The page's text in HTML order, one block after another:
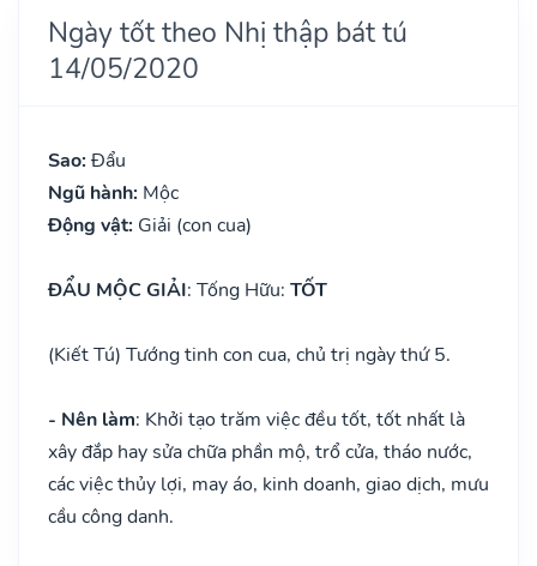
Ngày tốt theo Nhị thập bát tú
14/05/2020
Sao: Đẩu
Ngũ hành: Mộc
Động vật: Giải (con cua)
ĐẨU MỘC GIẢI: Tống Hữu: TỐT
(Kiết Tú) Tướng tinh con cua, chủ trị ngày thứ 5.
- Nên làm: Khởi tạo trăm việc đều tốt, tốt nhất là
xây đắp hay sửa chữa phần mộ, trổ cửa, tháo nước,
các việc thủy lợi, may áo, kinh doanh, giao dịch, mưu
cầu công danh.